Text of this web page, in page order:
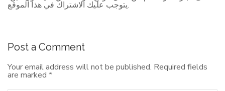
يتوجب عليك الاشتراك في هذا الموقع.
Post a Comment
Your email address will not be published. Required fields
are marked *